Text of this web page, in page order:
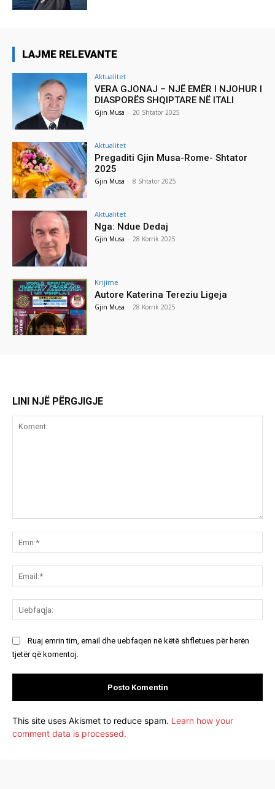
LAJME RELEVANTE
Aktualitet
VERA GJONAJ – NJË EMËR I NJOHUR I
DIASPORËS SHQIPTARE NË ITALI
Gjin Musa - 20 Shtator 2025
Aktualitet
Pregaditi Gjin Musa-Rome- Shtator
2025
Gjin Musa - 8 Shtator 2025
Aktualitet
Nga: Ndue Dedaj
Gjin Musa - 28 Korrik 2025
Krijime
Autore Katerina Tereziu Ligeja
Gjin Musa - 28 Korrik 2025
LINI NJË PËRGJIGJE
Ruaj emrin tim, email dhe uebfaqen në këtë shfletues për herën
tjetër që komentoj.
This site uses Akismet to reduce spam. Learn how your
comment data is processed.